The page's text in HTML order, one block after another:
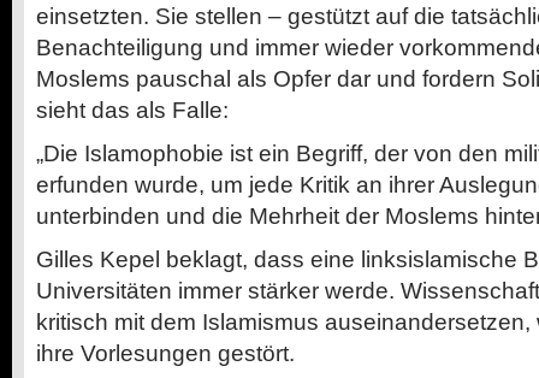
einsetzten. Sie stellen – gestützt auf die
Benachteiligung und immer wieder
Moslems pauschal als Opfer dar und fordern
sieht das als Falle:
„Die Islamophobie ist ein Begriff, der von den
erfunden wurde, um jede Kritik an ihrer
unterbinden und die Mehrheit der Moslems
Gilles Kepel beklagt, dass eine linksislamische
Universitäten immer stärker werde.
kritisch mit dem Islamismus
ihre Vorlesungen gestört.